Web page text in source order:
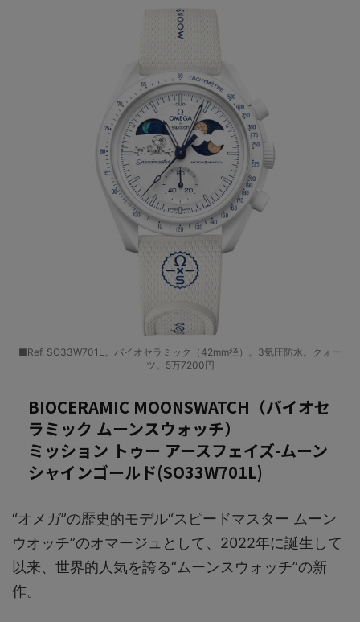
■Ref. SO33W701L。バイオセラミック（42mm径）。3気圧防水。クォー
ツ。5万7200円
BIOCERAMIC MOONSWATCH（バイオセ
ラミック ムーンスウォッチ）
ミッション トゥー アースフェイズ-ムーン
シャインゴールド(SO33W701L)
“オメガ”の歴史的モデル“スピードマスター ムーン
ウオッチ”のオマージュとして、2022年に誕生して
以来、世界的人気を誇る“ムーンスウォッチ”の新
作。